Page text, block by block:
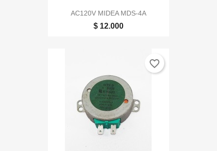
AC120V MIDEA MDS-4A
$ 12.000
favorite_border